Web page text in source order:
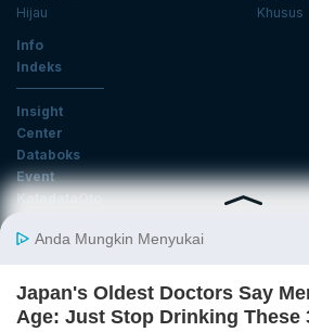
Hijau
Khusus
Info
Indeks
Insight
Center
Databoks
Event
KatadataOto
Email